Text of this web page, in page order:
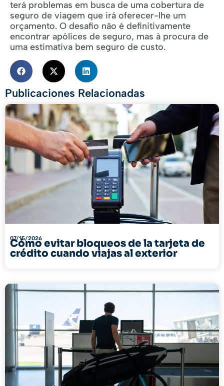
terá problemas em busca de uma cobertura de
seguro de viagem que irá oferecer-lhe um
orçamento. O desafio não é definitivamente
encontrar apólices de seguro, mas à procura de
uma estimativa bem seguro de custo.
Publicaciones Relacionadas
07/15/2026
Cómo evitar bloqueos de la tarjeta de
crédito cuando viajas al exterior